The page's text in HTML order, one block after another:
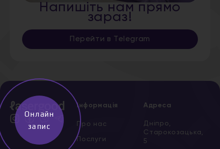
Напишіть нам прямо
зараз!
Перейти в Telegram
Інформація
Про нас
Послуги
Адреса
Дніпро,
Старокозацька,
5
Онлайн
запис